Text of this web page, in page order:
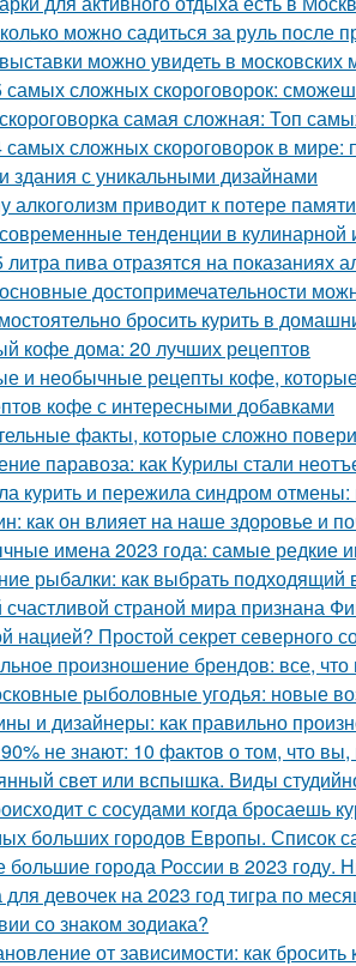
можно садиться за руль после
можно увидеть в московских
самых сложных скороговорок:
самая сложная: Топ
самых сложных скороговорок в мире:
здания с уникальными дизайнами
алкоголизм приводит к потере
тенденции в
литра пива отразятся на показаниях
достопримечательности
бросить курить в
кофе дома: 20 лучших рецептов
и необычные рецепты кофе,
кофе с интересными добавками
факты, которые сложно
паравоза: как Курилы стали
курить и пережила синдром
как он влияет на наше здоровье и
имена 2023 года: самые редкие
рыбалки: как выбрать подходящий
страной мира признана
нацией? Простой секрет северного
произношение брендов: все, что
рыболовные угодья: новые
и дизайнеры: как правильно
не знают: 10 фактов о том, что
свет или вспышка. Виды
с сосудами когда бросаешь
больших городов Европы. Список
города России в 2023 году.
девочек на 2023 год тигра по
со знаком зодиака?
от зависимости: как бросить